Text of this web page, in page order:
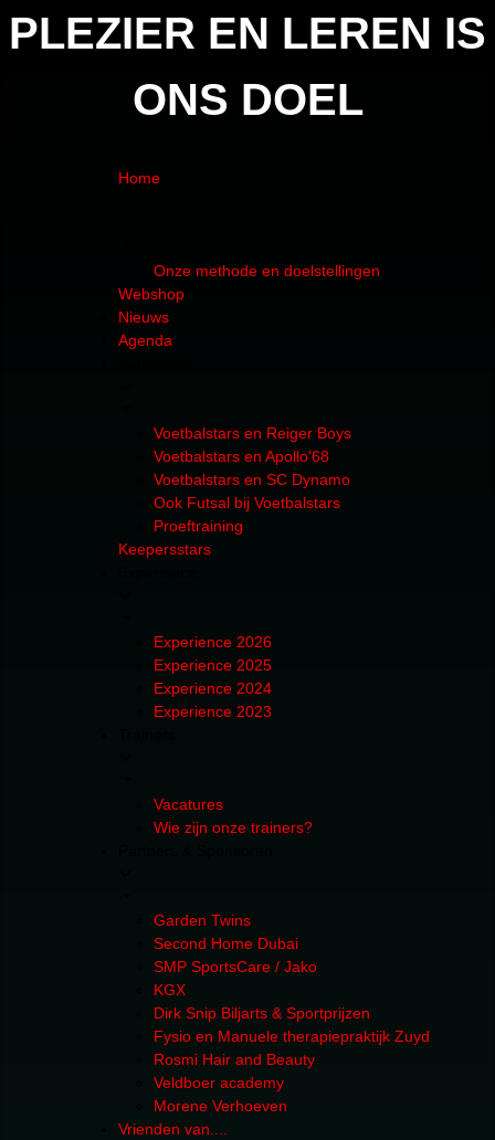
PLEZIER EN LEREN IS
ONS DOEL
Home
Onze methode en doelstellingen
Webshop
Nieuws
Agenda
Voetbalstars en Reiger Boys
Voetbalstars en Apollo'68
Voetbalstars en SC Dynamo
Ook Futsal bij Voetbalstars
Proeftraining
Keepersstars
Experience 2026
Experience 2025
Experience 2024
Experience 2023
Vacatures
Wie zijn onze trainers?
Garden Twins
Second Home Dubai
SMP SportsCare / Jako
KGX
Dirk Snip Biljarts & Sportprijzen
Fysio en Manuele therapiepraktijk Zuyd
Rosmi Hair and Beauty
Veldboer academy
Morene Verhoeven
Vrienden van....